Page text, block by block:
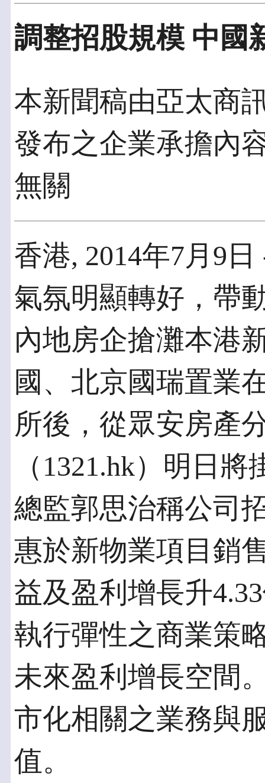
調整招股規模 中國
本新聞稿由亞太商
發布之企業承擔內
無關
香港, 2014年7月9
氣氛明顯轉好，帶
內地房企搶灘本港
國、北京國瑞置業
所後，從眾安房產
（1321.hk）明日
總監郭思治稱公司
惠於新物業項目銷
益及盈利增長升
執行彈性之商業策
未來盈利增長空間
市化相關之業務與
值。